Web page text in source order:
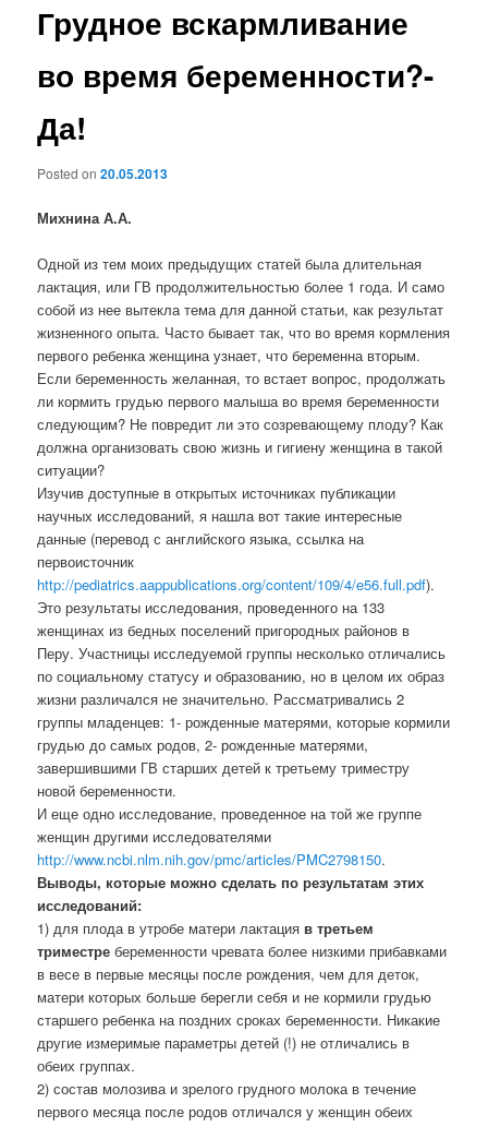
Грудное вскармливание
во время беременности?-
Да!
Posted on20.05.2013
Михнина А.А.
Одной из тем моих предыдущих статей была длительная
лактация, или ГВ продолжительностью более 1 года. И само
собой из нее вытекла тема для данной статьи, как результат
жизненного опыта. Часто бывает так, что во время кормления
первого ребенка женщина узнает, что беременна вторым.
Если беременность желанная, то встает вопрос, продолжать
ли кормить грудью первого малыша во время беременности
следующим? Не повредит ли это созревающему плоду? Как
должна организовать свою жизнь и гигиену женщина в такой
ситуации?
Изучив доступные в открытых источниках публикации
научных исследований, я нашла вот такие интересные
данные (перевод с английского языка, ссылка на
первоисточник
http://pediatrics.aappublications.org/content/109/4/e56.full.pdf).
Это результаты исследования, проведенного на 133
женщинах из бедных поселений пригородных районов в
Перу. Участницы исследуемой группы несколько отличались
по социальному статусу и образованию, но в целом их образ
жизни различался не значительно. Рассматривались 2
группы младенцев: 1- рожденные матерями, которые кормили
грудью до самых родов, 2- рожденные матерями,
завершившими ГВ старших детей к третьему триместру
новой беременности.
И еще одно исследование, проведенное на той же группе
женщин другими исследователями
http://www.ncbi.nlm.nih.gov/pmc/articles/PMC2798150.
Выводы, которые можно сделать по результатам этих
исследований:
1) для плода в утробе матери лактация в третьем
триместре беременности чревата более низкими прибавками
в весе в первые месяцы после рождения, чем для деток,
матери которых больше берегли себя и не кормили грудью
старшего ребенка на поздних сроках беременности. Никакие
другие измеримые параметры детей (!) не отличались в
обеих группах.
2) состав молозива и зрелого грудного молока в течение
первого месяца после родов отличался у женщин обеих